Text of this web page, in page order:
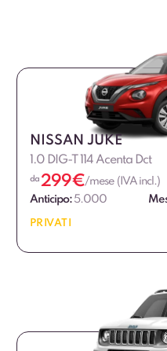
NISSAN JUKE
1.0 DIG-T 114 Acenta Dct
da 299€/mese (IVA incl.)
Anticipo: 5.000
PRIVATI